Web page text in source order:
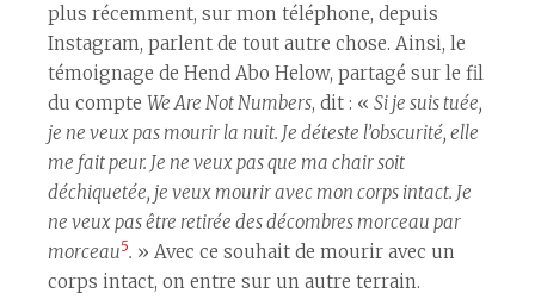
plus récemment, sur mon téléphone, depuis
Instagram, parlent de tout autre chose. Ainsi, le
témoignage de Hend Abo Helow, partagé sur le fil
du compteWe Are Not Numbers, dit : «Si je suis tuée,
je ne veux pas mourir la nuit. Je déteste l’obscurité, elle
me fait peur. Je ne veux pas que ma chair soit
déchiquetée, je veux mourir avec mon corps intact. Je
ne veux pas être retirée des décombres morceau par
morceau5. » Avec ce souhait de mourir avec un
corps intact, on entre sur un autre terrain.